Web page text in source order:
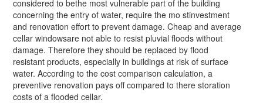
considered to bethe most vulnerable part of the building
concerning the entry of water, require the mo stinvestment
and renovation effort to prevent damage. Cheap and average
cellar windowsare not able to resist pluvial floods without
damage. Therefore they should be replaced by flood
resistant products, especially in buildings at risk of surface
water. According to the cost comparison calculation, a
preventive renovation pays off compared to there storation
costs of a flooded cellar.